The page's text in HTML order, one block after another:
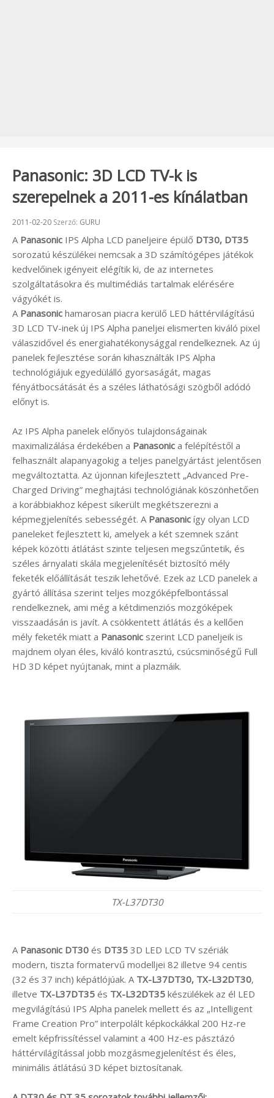
Panasonic: 3D LCD TV-k is
szerepelnek a 2011-es kínálatban
Beküldve:
2011-02-20 Szerző: GURU
A Panasonic IPS Alpha LCD paneljeire épülő DT30, DT35
sorozatú készülékei nemcsak a 3D számítógépes játékok
kedvelőinek igényeit elégítik ki, de az internetes
szolgáltatásokra és multimédiás tartalmak elérésére
vágyókét is.
A Panasonic hamarosan piacra kerülő LED háttérvilágítású
3D LCD TV-inek új IPS Alpha paneljei elismerten kiváló pixel
válaszidővel és energiahatékonysággal rendelkeznek. Az új
panelek fejlesztése során kihasználták IPS Alpha
technológiájuk egyedülálló gyorsaságát, magas
fényátbocsátását és a széles láthatósági szögből adódó
előnyt is.
Az IPS Alpha panelek előnyös tulajdonságainak
maximalizálása érdekében a Panasonic a felépítéstől a
felhasznált alapanyagokig a teljes panelgyártást jelentősen
megváltoztatta. Az újonnan kifejlesztett „Advanced Pre-
Charged Driving” meghajtási technológiának köszönhetően
a korábbiakhoz képest sikerült megkétszerezni a
képmegjelenítés sebességét. A Panasonic így olyan LCD
paneleket fejlesztett ki, amelyek a két szemnek szánt
képek közötti átlátást szinte teljesen megszűntetik, és
széles árnyalati skála megjelenítését biztosító mély
feketék előállítását teszik lehetővé. Ezek az LCD panelek a
gyártó állítása szerint teljes mozgóképfelbontással
rendelkeznek, ami még a kétdimenziós mozgóképek
visszaadásán is javít. A csökkentett átlátás és a kellően
mély feketék miatt a Panasonic szerint LCD paneljeik is
majdnem olyan éles, kiváló kontrasztú, csúcsminőségű Full
HD 3D képet nyújtanak, mint a plazmáik.
TX-L37DT30
A Panasonic DT30 és DT35 3D LED LCD TV szériák
modern, tiszta formatervű modelljei 82 illetve 94 centis
(32 és 37 inch) képátlójúak. A TX-L37DT30, TX-L32DT30,
illetve TX-L37DT35 és TX-L32DT35 készülékek az él LED
megvilágítású IPS Alpha panelek mellett és az „Intelligent
Frame Creation Pro” interpolált képkockákkal 200 Hz-re
emelt képfrissítéssel valamint a 400 Hz-es pásztázó
háttérvilágítással jobb mozgásmegjelenítést és éles,
minimális átlátású 3D képet biztosítanak.